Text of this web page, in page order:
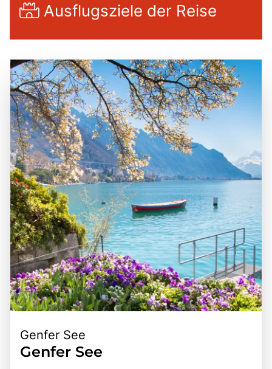
Ausflugsziele der Reise
Genfer See
Genfer See